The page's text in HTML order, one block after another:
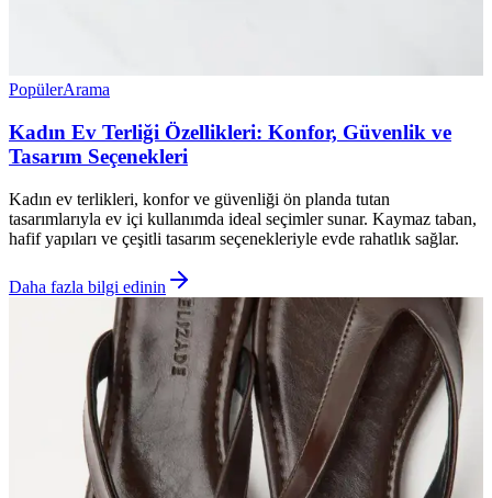
PopülerArama
Kadın Ev Terliği Özellikleri: Konfor, Güvenlik ve
Tasarım Seçenekleri
Kadın ev terlikleri, konfor ve güvenliği ön planda tutan
tasarımlarıyla ev içi kullanımda ideal seçimler sunar. Kaymaz taban,
hafif yapıları ve çeşitli tasarım seçenekleriyle evde rahatlık sağlar.
Daha fazla bilgi edinin